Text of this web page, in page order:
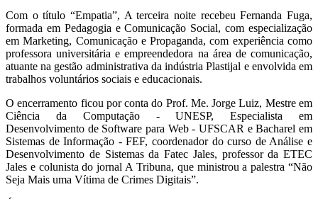
Com o título “Empatia”, A terceira noite recebeu Fernanda Fuga,
formada em Pedagogia e Comunicação Social, com especialização
em Marketing, Comunicação e Propaganda, com experiência como
professora universitária e empreendedora na área de comunicação,
atuante na gestão administrativa da indústria Plastijal e envolvida em
trabalhos voluntários sociais e educacionais.
O encerramento ficou por conta do Prof. Me. Jorge Luiz, Mestre em
Ciência da Computação - UNESP, Especialista em
Desenvolvimento de Software para Web - UFSCAR e Bacharel em
Sistemas de Informação - FEF, coordenador do curso de Análise e
Desenvolvimento de Sistemas da Fatec Jales, professor da ETEC
Jales e colunista do jornal A Tribuna, que ministrou a palestra “Não
Seja Mais uma Vítima de Crimes Digitais”.